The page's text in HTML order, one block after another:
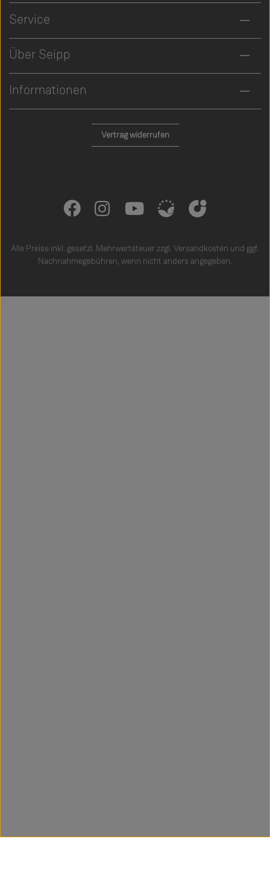
Service
Über Seipp
Informationen
Vertrag widerrufen
Alle Preise inkl. gesetzl. Mehrwertsteuer zzgl. Versandkosten und ggf.
Nachnahmegebühren, wenn nicht anders angegeben.